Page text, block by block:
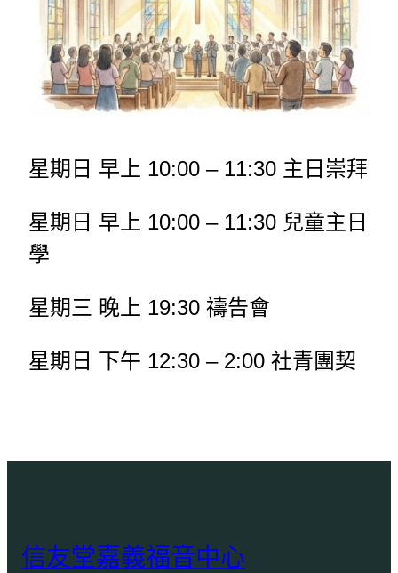
星期日 早上 10:00 – 11:30 主日崇拜
星期日 早上 10:00 – 11:30 兒童主日
學
星期三 晚上 19:30 禱告會
星期日 下午 12:30 – 2:00 社青團契
信友堂嘉義福音中心